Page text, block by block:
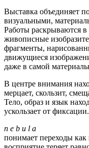
Выставка объединяет
визуальными,
Работы раскрываются
живописные
фрагменты,
движущиеся
даже в самой
В центре внимания
мерцает, скользит,
Тело, образ и язык
ускользает от фиксации.
n e b u l a
понимает переходы